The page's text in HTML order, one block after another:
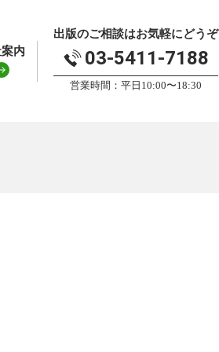
内
出版のご相談はお気軽にどうぞ
03-5411-7188
営業時間：平日10:00〜18:30